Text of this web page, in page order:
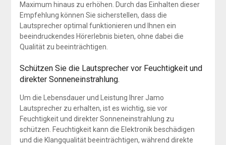
Maximum hinaus zu erhöhen. Durch das Einhalten dieser
Empfehlung können Sie sicherstellen, dass die
Lautsprecher optimal funktionieren und Ihnen ein
beeindruckendes Hörerlebnis bieten, ohne dabei die
Qualität zu beeinträchtigen.
Schützen Sie die Lautsprecher vor Feuchtigkeit und
direkter Sonneneinstrahlung.
Um die Lebensdauer und Leistung Ihrer Jamo
Lautsprecher zu erhalten, ist es wichtig, sie vor
Feuchtigkeit und direkter Sonneneinstrahlung zu
schützen. Feuchtigkeit kann die Elektronik beschädigen
und die Klangqualität beeinträchtigen, während direkte